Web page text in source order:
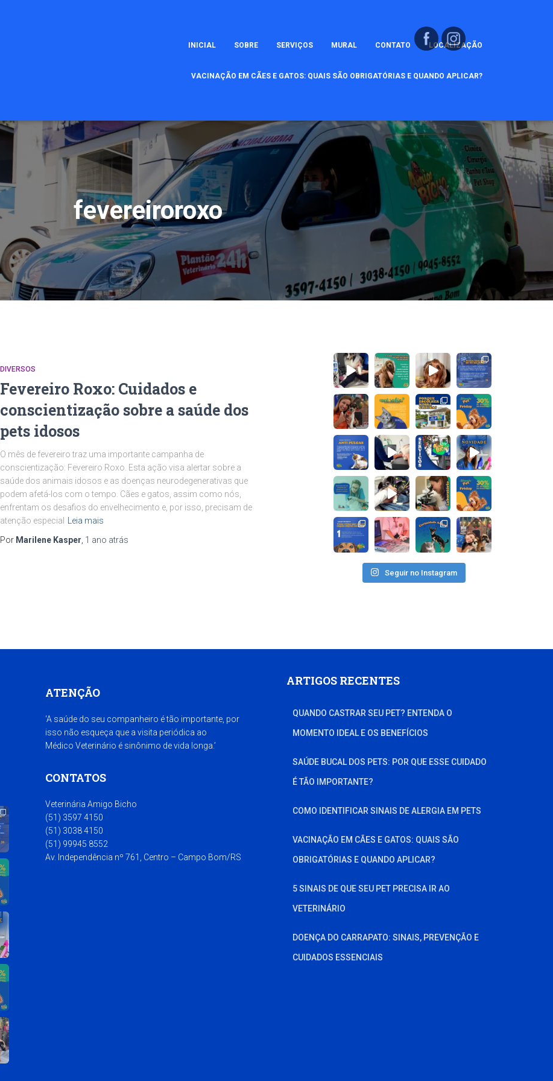
INICIAL SOBRE SERVIÇOS MURAL CONTATO LOCALIZAÇÃO
VACINAÇÃO EM CÃES E GATOS: QUAIS SÃO OBRIGATÓRIAS E QUANDO APLICAR?
fevereiroroxo
DIVERSOS
Fevereiro Roxo: Cuidados e
conscientização sobre a saúde dos
pets idosos
O mês de fevereiro traz uma importante campanha de
conscientização: Fevereiro Roxo. Esta ação visa alertar sobre a
saúde dos animais idosos e as doenças neurodegenerativas que
podem afetá-los com o tempo. Cães e gatos, assim como nós,
enfrentam os desafios do envelhecimento e, por isso, precisam de
atenção especial
Leia mais
Por Marilene Kasper 1 ano atrás
Seguir no Instagram
ATENÇÃO
‘A saúde do seu companheiro é tão importante, por
isso não esqueça que a visita periódica ao
Médico Veterinário é sinônimo de vida longa.’
CONTATOS
Veterinária Amigo Bicho
(51) 3597 4150
(51) 3038 4150
(51) 99945 8552
Av. Independência nº 761, Centro – Campo Bom/RS
ARTIGOS RECENTES
QUANDO CASTRAR SEU PET? ENTENDA O
MOMENTO IDEAL E OS BENEFÍCIOS
SAÚDE BUCAL DOS PETS: POR QUE ESSE CUIDADO
É TÃO IMPORTANTE?
COMO IDENTIFICAR SINAIS DE ALERGIA EM PETS
VACINAÇÃO EM CÃES E GATOS: QUAIS SÃO
OBRIGATÓRIAS E QUANDO APLICAR?
5 SINAIS DE QUE SEU PET PRECISA IR AO
VETERINÁRIO
DOENÇA DO CARRAPATO: SINAIS, PREVENÇÃO E
CUIDADOS ESSENCIAIS